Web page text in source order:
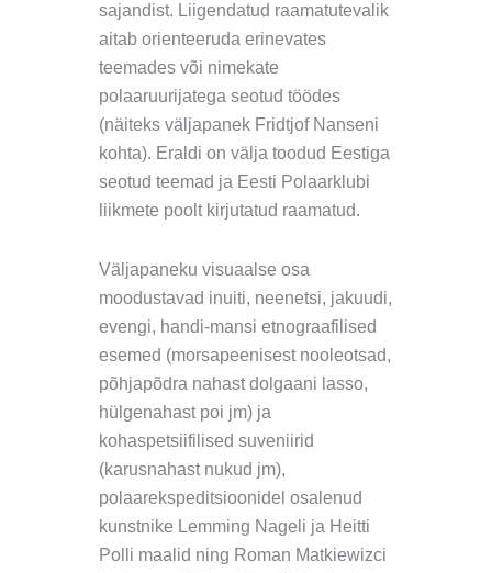
sajandist. Liigendatud raamatutevalik
aitab orienteeruda erinevates
teemades või nimekate
polaaruurijatega seotud töödes
(näiteks väljapanek Fridtjof Nanseni
kohta). Eraldi on välja toodud Eestiga
seotud teemad ja Eesti Polaarklubi
liikmete poolt kirjutatud raamatud.
Väljapaneku visuaalse osa
moodustavad inuiti, neenetsi, jakuudi,
evengi, handi-mansi etnograafilised
esemed (morsapeenisest nooleotsad,
põhjapõdra nahast dolgaani lasso,
hülgenahast poi jm) ja
kohaspetsiifilised suveniirid
(karusnahast nukud jm),
polaarekspeditsioonidel osalenud
kunstnike Lemming Nageli ja Heitti
Polli maalid ning Roman Matkiewizci